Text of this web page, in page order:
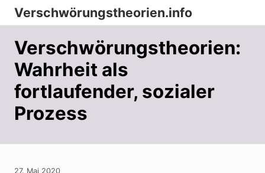
Menu
Zur
Hauptnavigation
springen
Zum
Inhalt
springen
Zur
Seitenspalte
springen
Verschwörungstheorien.info
zu
Merkmalen,
Funktionen
und
konspirationistischen
Verschwörungstheorien:
Wahrheit als
fortlaufender, sozialer
Prozess
27. Mai 2020